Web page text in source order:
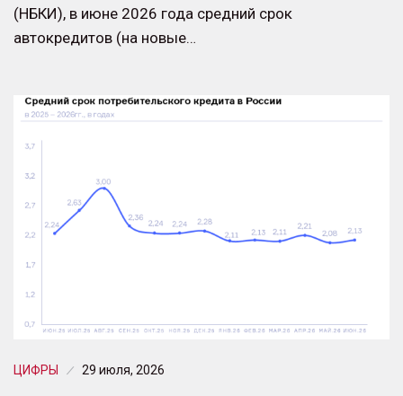
(НБКИ), в июне 2026 года средний срок
автокредитов (на новые…
ЦИФРЫ 29 июля, 2026